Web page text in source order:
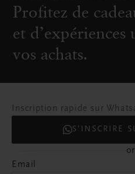
Profitez de
et d’expériences
vos achats.
Inscription rapide sur
S’INSCRIRE
or
Email